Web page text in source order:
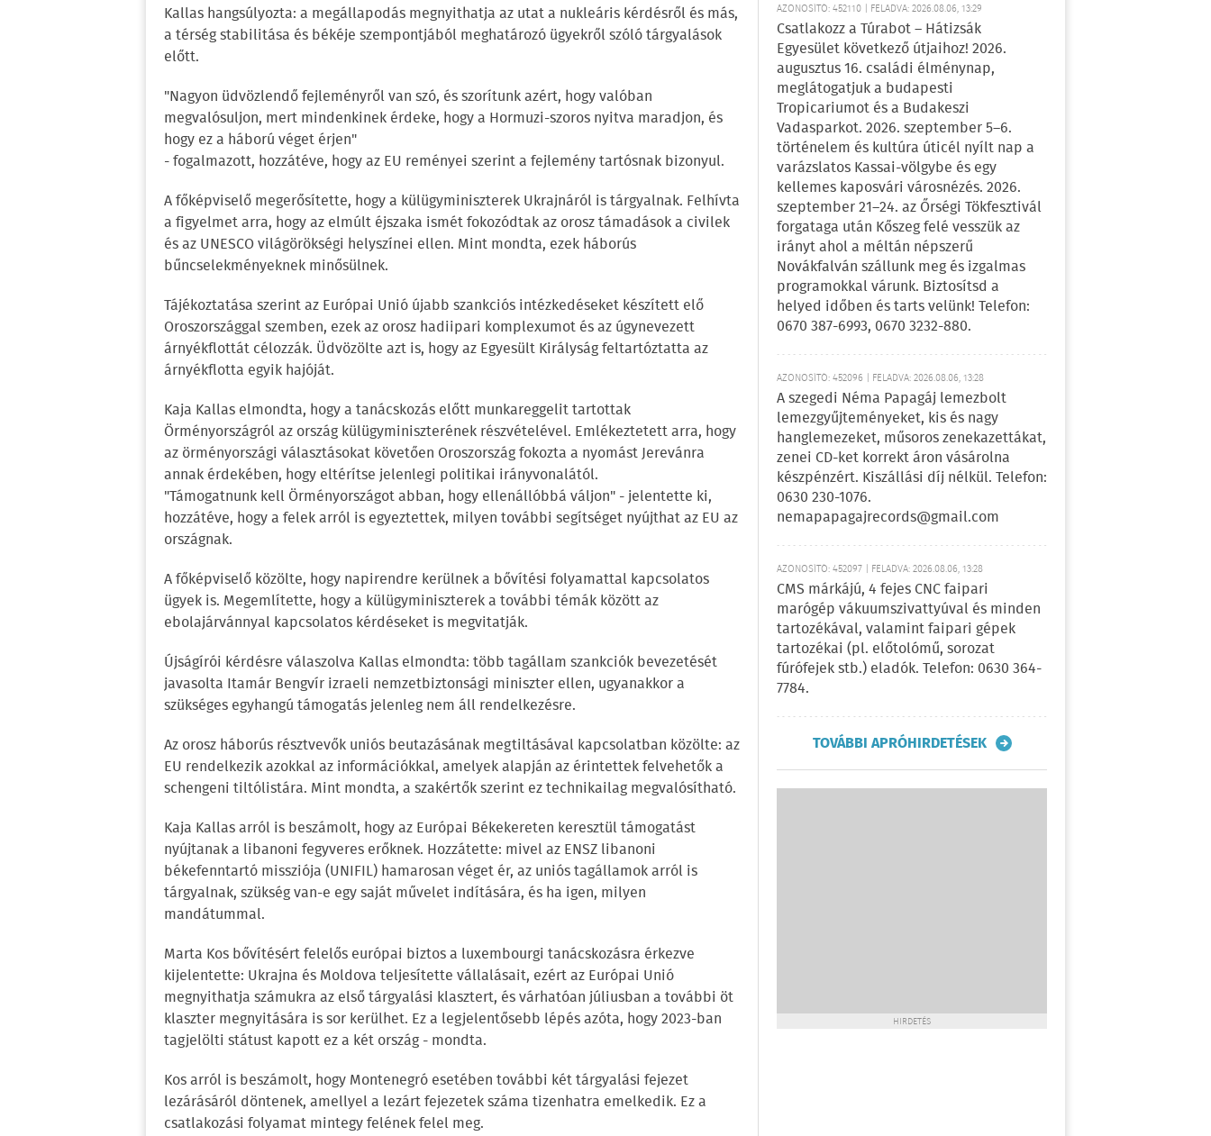
Kallas hangsúlyozta: a megállapodás megnyithatja az utat a nukleáris kérdésről és más,
a térség stabilitása és békéje szempontjából meghatározó ügyekről szóló tárgyalások
előtt.
"Nagyon üdvözlendő fejleményről van szó, és szorítunk azért, hogy valóban
megvalósuljon, mert mindenkinek érdeke, hogy a Hormuzi-szoros nyitva maradjon, és
hogy ez a háború véget érjen"
- fogalmazott, hozzátéve, hogy az EU reményei szerint a fejlemény tartósnak bizonyul.
A főképviselő megerősítette, hogy a külügyminiszterek Ukrajnáról is tárgyalnak. Felhívta
a figyelmet arra, hogy az elmúlt éjszaka ismét fokozódtak az orosz támadások a civilek
és az UNESCO világörökségi helyszínei ellen. Mint mondta, ezek háborús
bűncselekményeknek minősülnek.
Tájékoztatása szerint az Európai Unió újabb szankciós intézkedéseket készített elő
Oroszországgal szemben, ezek az orosz hadiipari komplexumot és az úgynevezett
árnyékflottát célozzák. Üdvözölte azt is, hogy az Egyesült Királyság feltartóztatta az
árnyékflotta egyik hajóját.
Kaja Kallas elmondta, hogy a tanácskozás előtt munkareggelit tartottak
Örményországról az ország külügyminiszterének részvételével. Emlékeztetett arra, hogy
az örményországi választásokat követően Oroszország fokozta a nyomást Jerevánra
annak érdekében, hogy eltérítse jelenlegi politikai irányvonalától.
"Támogatnunk kell Örményországot abban, hogy ellenállóbbá váljon" - jelentette ki,
hozzátéve, hogy a felek arról is egyeztettek, milyen további segítséget nyújthat az EU az
országnak.
A főképviselő közölte, hogy napirendre kerülnek a bővítési folyamattal kapcsolatos
ügyek is. Megemlítette, hogy a külügyminiszterek a további témák között az
ebolajárvánnyal kapcsolatos kérdéseket is megvitatják.
Újságírói kérdésre válaszolva Kallas elmondta: több tagállam szankciók bevezetését
javasolta Itamár Bengvír izraeli nemzetbiztonsági miniszter ellen, ugyanakkor a
szükséges egyhangú támogatás jelenleg nem áll rendelkezésre.
Az orosz háborús résztvevők uniós beutazásának megtiltásával kapcsolatban közölte: az
EU rendelkezik azokkal az információkkal, amelyek alapján az érintettek felvehetők a
schengeni tiltólistára. Mint mondta, a szakértők szerint ez technikailag megvalósítható.
Kaja Kallas arról is beszámolt, hogy az Európai Békekereten keresztül támogatást
nyújtanak a libanoni fegyveres erőknek. Hozzátette: mivel az ENSZ libanoni
békefenntartó missziója (UNIFIL) hamarosan véget ér, az uniós tagállamok arról is
tárgyalnak, szükség van-e egy saját művelet indítására, és ha igen, milyen
mandátummal.
Marta Kos bővítésért felelős európai biztos a luxembourgi tanácskozásra érkezve
kijelentette: Ukrajna és Moldova teljesítette vállalásait, ezért az Európai Unió
megnyithatja számukra az első tárgyalási klasztert, és várhatóan júliusban a további öt
klaszter megnyitására is sor kerülhet. Ez a legjelentősebb lépés azóta, hogy 2023-ban
tagjelölti státust kapott ez a két ország - mondta.
Kos arról is beszámolt, hogy Montenegró esetében további két tárgyalási fejezet
lezárásáról döntenek, amellyel a lezárt fejezetek száma tizenhatra emelkedik. Ez a
csatlakozási folyamat mintegy felének felel meg.
AZONOSÍTÓ: 452110 | FELADVA: 2026.08.06, 13:29
Csatlakozz a Túrabot – Hátizsák
Egyesület következő útjaihoz! 2026.
augusztus 16. családi élménynap,
meglátogatjuk a budapesti
Tropicariumot és a Budakeszi
Vadasparkot. 2026. szeptember 5–6.
történelem és kultúra úticél nyílt nap a
varázslatos Kassai-völgybe és egy
kellemes kaposvári városnézés. 2026.
szeptember 21–24. az Őrségi Tökfesztivál
forgataga után Kőszeg felé vesszük az
irányt ahol a méltán népszerű
Novákfalván szállunk meg és izgalmas
programokkal várunk. Biztosítsd a
helyed időben és tarts velünk! Telefon:
0670 387-6993, 0670 3232-880.
AZONOSÍTÓ: 452096 | FELADVA: 2026.08.06, 13:28
A szegedi Néma Papagáj lemezbolt
lemezgyűjteményeket, kis és nagy
hanglemezeket, műsoros zenekazettákat,
zenei CD-ket korrekt áron vásárolna
készpénzért. Kiszállási díj nélkül. Telefon:
0630 230-1076.
nemapapagajrecords@gmail.com
AZONOSÍTÓ: 452097 | FELADVA: 2026.08.06, 13:28
CMS márkájú, 4 fejes CNC faipari
marógép vákuumszivattyúval és minden
tartozékával, valamint faipari gépek
tartozékai (pl. előtolómű, sorozat
fúrófejek stb.) eladók. Telefon: 0630 364-
7784.
TOVÁBBI APRÓHIRDETÉSEK
HIRDETÉS